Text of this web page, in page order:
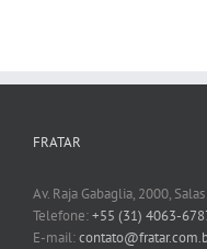
FRATAR
Av. Raja Gabaglia, 2000,
Telefone:+55 (31) 4063-
E-mail: